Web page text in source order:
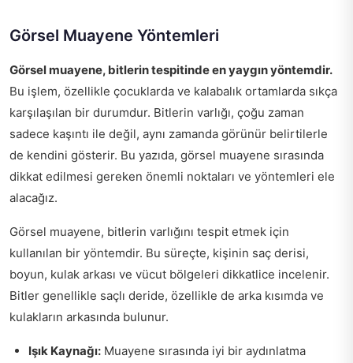
Görsel Muayene Yöntemleri
Görsel muayene, bitlerin tespitinde en yaygın yöntemdir.
Bu işlem, özellikle çocuklarda ve kalabalık ortamlarda sıkça
karşılaşılan bir durumdur. Bitlerin varlığı, çoğu zaman
sadece kaşıntı ile değil, aynı zamanda görünür belirtilerle
de kendini gösterir. Bu yazıda, görsel muayene sırasında
dikkat edilmesi gereken önemli noktaları ve yöntemleri ele
alacağız.
Görsel muayene, bitlerin varlığını tespit etmek için
kullanılan bir yöntemdir. Bu süreçte, kişinin saç derisi,
boyun, kulak arkası ve vücut bölgeleri dikkatlice incelenir.
Bitler genellikle saçlı deride, özellikle de arka kısımda ve
kulakların arkasında bulunur.
Işık Kaynağı: Muayene sırasında iyi bir aydınlatma